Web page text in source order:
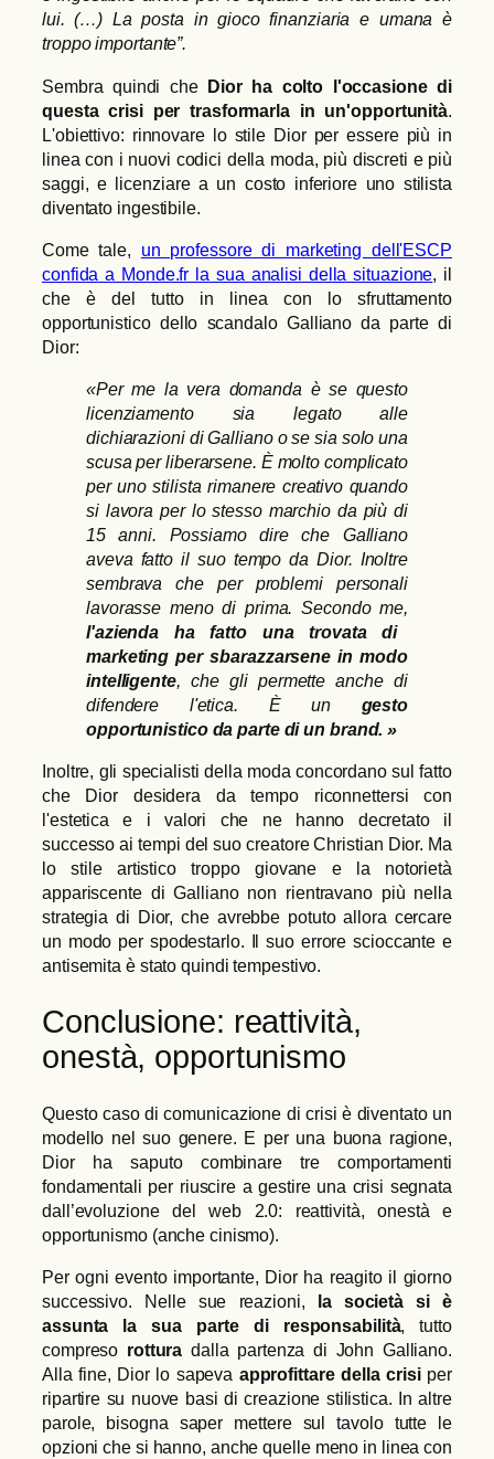
lui. (…) La posta in gioco finanziaria e umana è
troppo importante”.
Sembra quindi che Dior ha colto l'occasione di
questa crisi per trasformarla in un'opportunità
L'obiettivo: rinnovare lo stile Dior per essere più in
linea con i nuovi codici della moda, più discreti e più
saggi, e licenziare a un costo inferiore uno stilista
diventato ingestibile.
Come tale, un professore di marketing dell'ESCP
confida a Monde.fr la sua analisi della situazione, il
che è del tutto in linea con lo sfruttamento
opportunistico dello scandalo Galliano da parte di
Dior:
«Per me la vera domanda è se questo
licenziamento sia legato alle
dichiarazioni di Galliano o se sia solo una
scusa per liberarsene. È molto complicato
per uno stilista rimanere creativo quando
si lavora per lo stesso marchio da più di
15 anni. Possiamo dire che Galliano
aveva fatto il suo tempo da Dior. Inoltre
sembrava che per problemi personali
lavorasse meno di prima. Secondo me,
l'azienda ha fatto una trovata di
marketing per sbarazzarsene in modo
intelligente, che gli permette anche di
difendere l'etica. È un gesto
opportunistico da parte di un brand. »
Inoltre, gli specialisti della moda concordano sul fatto
che Dior desidera da tempo riconnettersi con
l'estetica e i valori che ne hanno decretato il
successo ai tempi del suo creatore Christian Dior. Ma
lo stile artistico troppo giovane e la notorietà
appariscente di Galliano non rientravano più nella
strategia di Dior, che avrebbe potuto allora cercare
un modo per spodestarlo. Il suo errore scioccante e
antisemita è stato quindi tempestivo.
Conclusione: reattività,
onestà, opportunismo
Questo caso di comunicazione di crisi è diventato un
modello nel suo genere. E per una buona ragione,
Dior ha saputo combinare tre comportamenti
fondamentali per riuscire a gestire una crisi segnata
dall’evoluzione del web 2.0: reattività, onestà e
opportunismo (anche cinismo).
Per ogni evento importante, Dior ha reagito il giorno
successivo. Nelle sue reazioni, la società si è
assunta la sua parte di responsabilità, tutto
compreso rottura dalla partenza di John Galliano.
Alla fine, Dior lo sapeva approfittare della crisiper
ripartire su nuove basi di creazione stilistica. In altre
parole, bisogna saper mettere sul tavolo tutte le
opzioni che si hanno, anche quelle meno in linea con